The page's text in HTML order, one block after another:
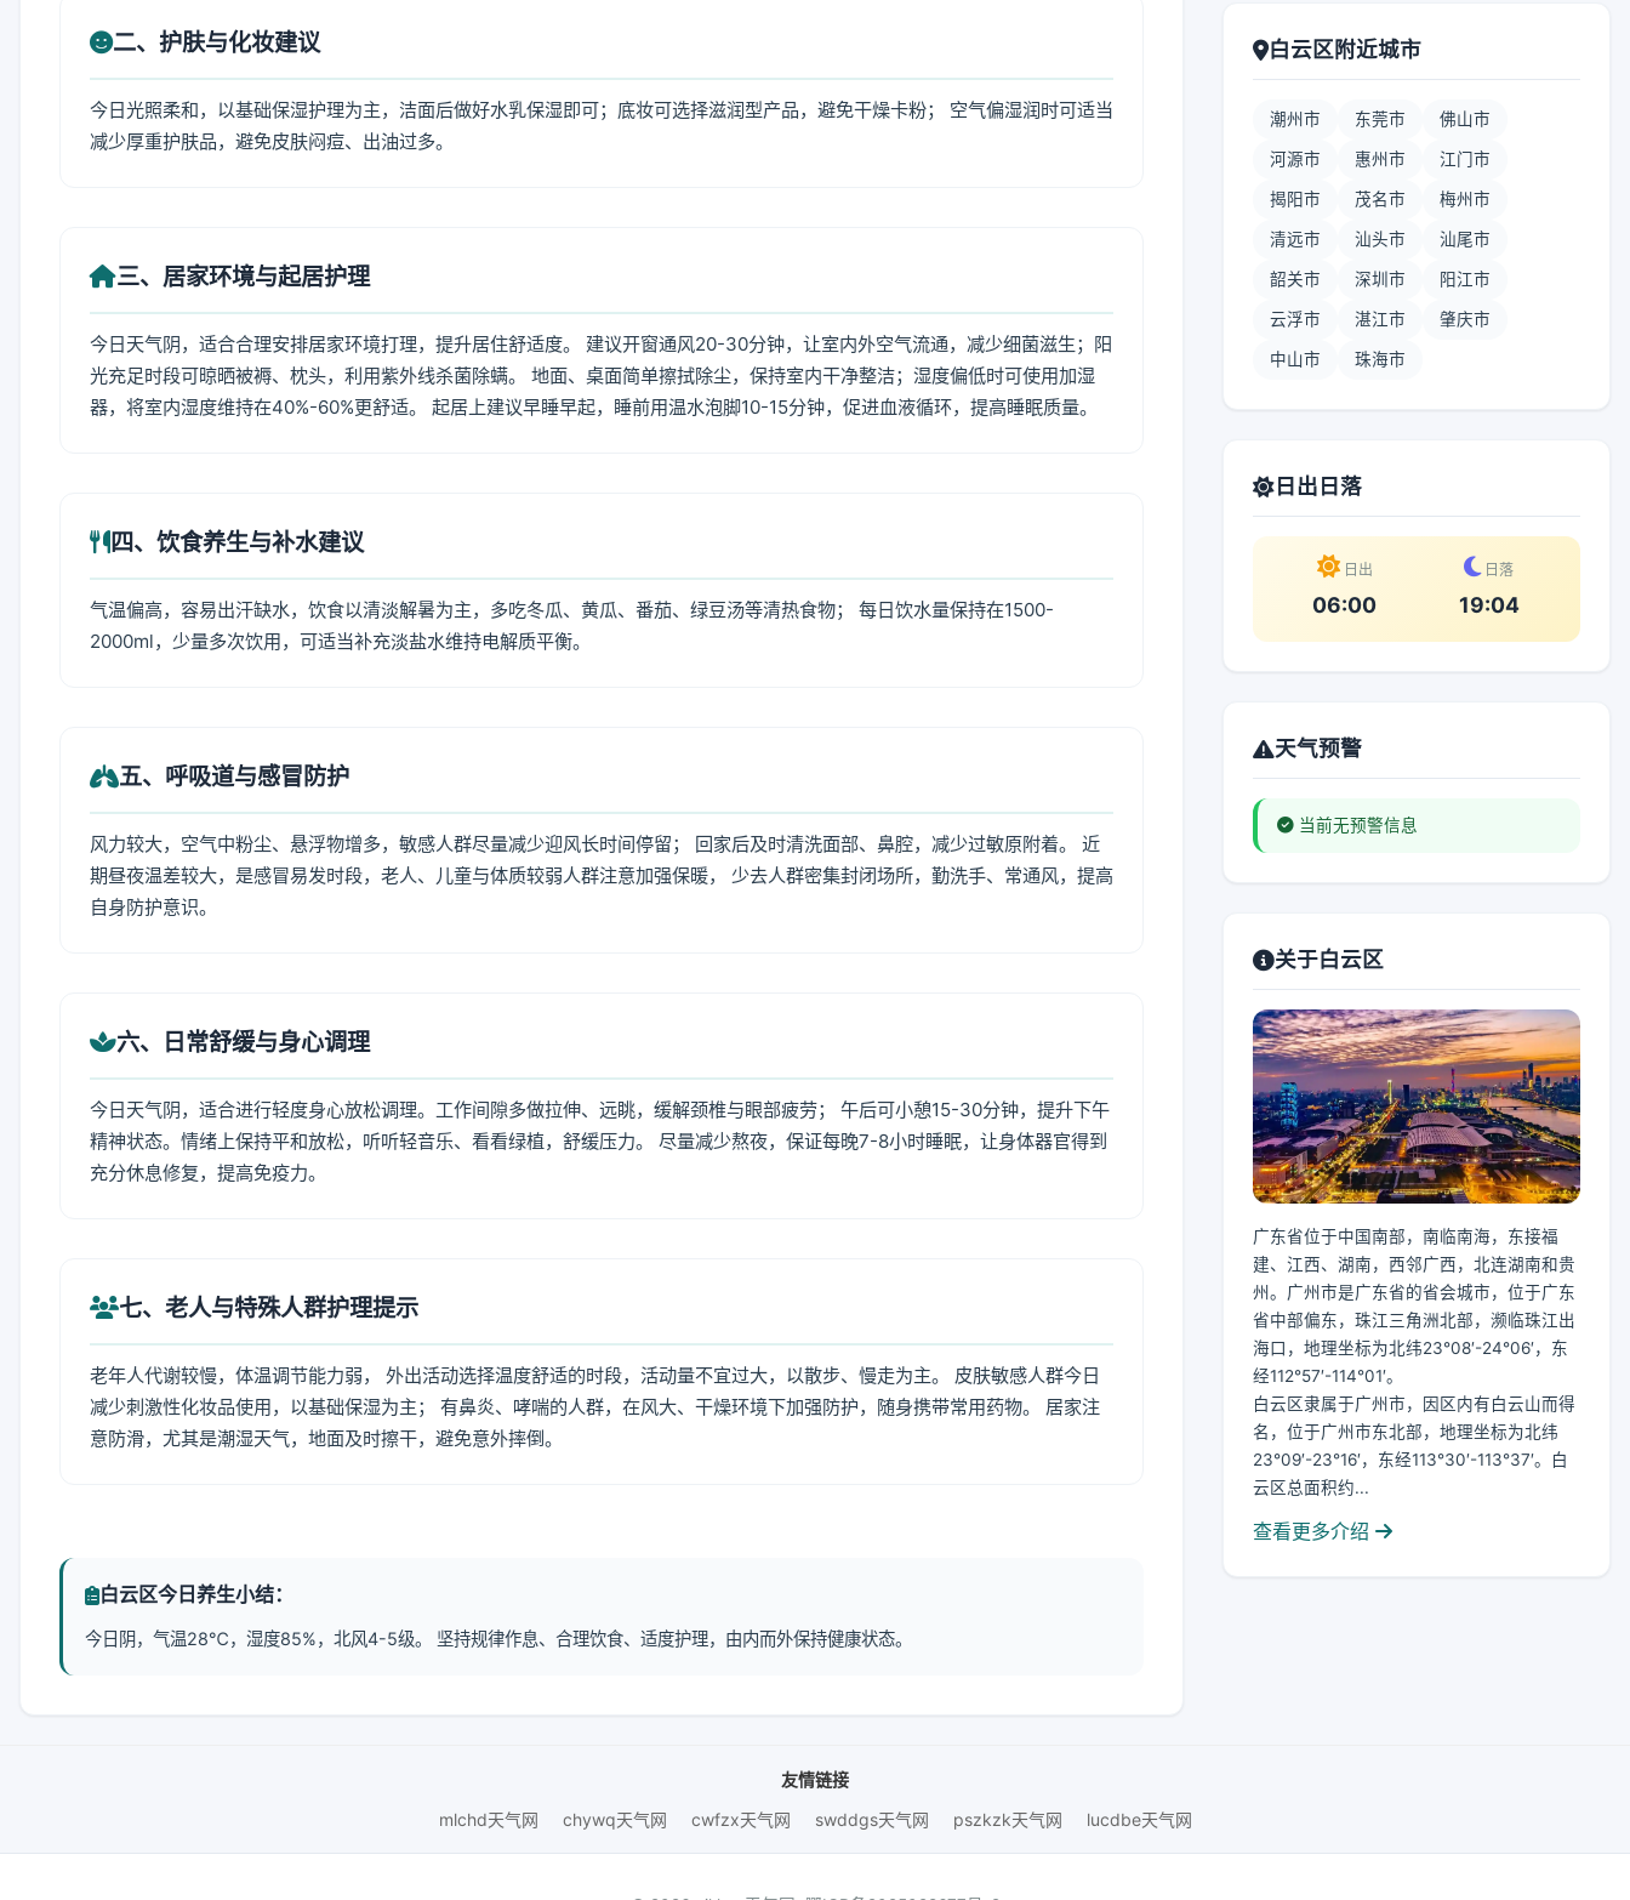
二、护肤与化妆建议
今日光照柔和，以基础保湿护理为主，洁面后做好水乳保湿即可；底妆可选择滋润型产品，避免干燥卡粉； 空气偏湿润时可适当
减少厚重护肤品，避免皮肤闷痘、出油过多。
三、居家环境与起居护理
今日天气阴，适合合理安排居家环境打理，提升居住舒适度。 建议开窗通风20-30分钟，让室内外空气流通，减少细菌滋生；阳
光充足时段可晾晒被褥、枕头，利用紫外线杀菌除螨。 地面、桌面简单擦拭除尘，保持室内干净整洁；湿度偏低时可使用加湿
器，将室内湿度维持在40%-60%更舒适。 起居上建议早睡早起，睡前用温水泡脚10-15分钟，促进血液循环，提高睡眠质量。
四、饮食养生与补水建议
气温偏高，容易出汗缺水，饮食以清淡解暑为主，多吃冬瓜、黄瓜、番茄、绿豆汤等清热食物； 每日饮水量保持在1500-
2000ml，少量多次饮用，可适当补充淡盐水维持电解质平衡。
五、呼吸道与感冒防护
风力较大，空气中粉尘、悬浮物增多，敏感人群尽量减少迎风长时间停留； 回家后及时清洗面部、鼻腔，减少过敏原附着。 近
期昼夜温差较大，是感冒易发时段，老人、儿童与体质较弱人群注意加强保暖， 少去人群密集封闭场所，勤洗手、常通风，提高
自身防护意识。
六、日常舒缓与身心调理
今日天气阴，适合进行轻度身心放松调理。工作间隙多做拉伸、远眺，缓解颈椎与眼部疲劳； 午后可小憩15-30分钟，提升下午
精神状态。情绪上保持平和放松，听听轻音乐、看看绿植，舒缓压力。 尽量减少熬夜，保证每晚7-8小时睡眠，让身体器官得到
充分休息修复，提高免疫力。
七、老人与特殊人群护理提示
老年人代谢较慢，体温调节能力弱， 外出活动选择温度舒适的时段，活动量不宜过大，以散步、慢走为主。 皮肤敏感人群今日
减少刺激性化妆品使用，以基础保湿为主； 有鼻炎、哮喘的人群，在风大、干燥环境下加强防护，随身携带常用药物。 居家注
意防滑，尤其是潮湿天气，地面及时擦干，避免意外摔倒。
白云区今日养生小结：
今日阴，气温28℃，湿度85%，北风4-5级。 坚持规律作息、合理饮食、适度护理，由内而外保持健康状态。
白云区附近城市
潮州市 东莞市 佛山市
河源市 惠州市 江门市
揭阳市 茂名市 梅州市
清远市 汕头市 汕尾市
韶关市 深圳市 阳江市
云浮市 湛江市 肇庆市
中山市 珠海市
日出日落
日出
06:00
日落
19:04
天气预警
当前无预警信息
关于白云区
广东省位于中国南部，南临南海，东接福
建、江西、湖南，西邻广西，北连湖南和贵
州。广州市是广东省的省会城市，位于广东
省中部偏东，珠江三角洲北部，濒临珠江出
海口，地理坐标为北纬23°08′-24°06′，东
经112°57′-114°01′。
白云区隶属于广州市，因区内有白云山而得
名，位于广州市东北部，地理坐标为北纬
23°09′-23°16′，东经113°30′-113°37′。白
云区总面积约...
查看更多介绍
友情链接
mlchd天气网
chywq天气网 cwfzx天气网 swddgs天气网 pszkzk天气网 lucdbe天气网